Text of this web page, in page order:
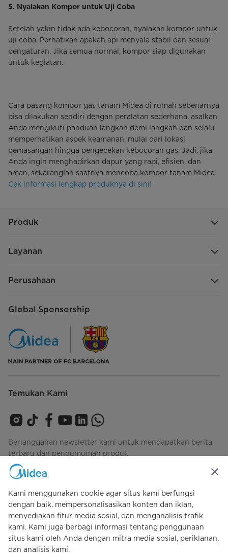
5. Nyalakan Kompor untuk Uji Coba
Setelah yakin tidak ada kebocoran, nyalakan kompor untuk
uji coba. Perhatikan apakah api menyala stabil dan sesuai
pengaturan. Jika semua normal, kompor siap digunakan
untuk kegiatan.
Cara pasang kompor gas tanam Midea di rumah sebenarnya
bisa dilakukan sendiri dengan peralatan sederhana, asalkan
Anda mengikuti panduan langkah demi langkah dan selalu
memperhatikan aspek keamanan, mulai dari lokasi
pemasangan hingga pengecekan kebocoran gas. Jadi, jika
Anda ingin menghadirkan dapur yang rapi, efisien, dan
aman, sekaranglah saatnya mencoba kompor tanam Midea.
Cek informasi lengkap produknya di sini!
Produk
Layanan
Perusahaan
Global Sponsorship
Temukan Kami
Berlangganan newsletter kami untuk mendapatkan berita
terbaru dan pengumuman produk
Lihat bagaimana kami mengelola data Andaprivacy-
policy
Kami menggunakan cookie agar situs kami berfungsi
dengan baik, mempersonalisasikan konten dan iklan,
menyediakan fitur media sosial, dan menganalisis trafik
kami. Kami juga berbagi informasi tentang penggunaan
situs kami oleh Anda dengan mitra media sosial, periklanan,
dan analisis kami.